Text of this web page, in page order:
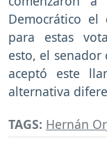
Democrático
para estas
esto, el
aceptó este
alternativa
TAGS: Hernán